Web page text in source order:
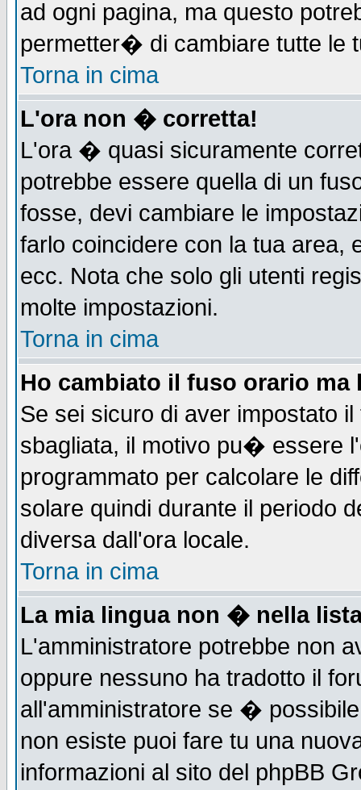
ad ogni pagina, ma questo
permetter� di cambiare tutte le
Torna in cima
L'ora non � corretta!
L'ora � quasi sicuramente
potrebbe essere quella di un
fosse, devi cambiare le
farlo coincidere con la tua area,
ecc. Nota che solo gli utenti
molte impostazioni.
Torna in cima
Ho cambiato il fuso orario
Se sei sicuro di aver impostato
sbagliata, il motivo pu� essere
programmato per calcolare le
solare quindi durante il periodo
diversa dall'ora locale.
Torna in cima
La mia lingua non � nella
L'amministratore potrebbe non
oppure nessuno ha tradotto il
all'amministratore se �
non esiste puoi fare tu una
informazioni al sito del phpBB